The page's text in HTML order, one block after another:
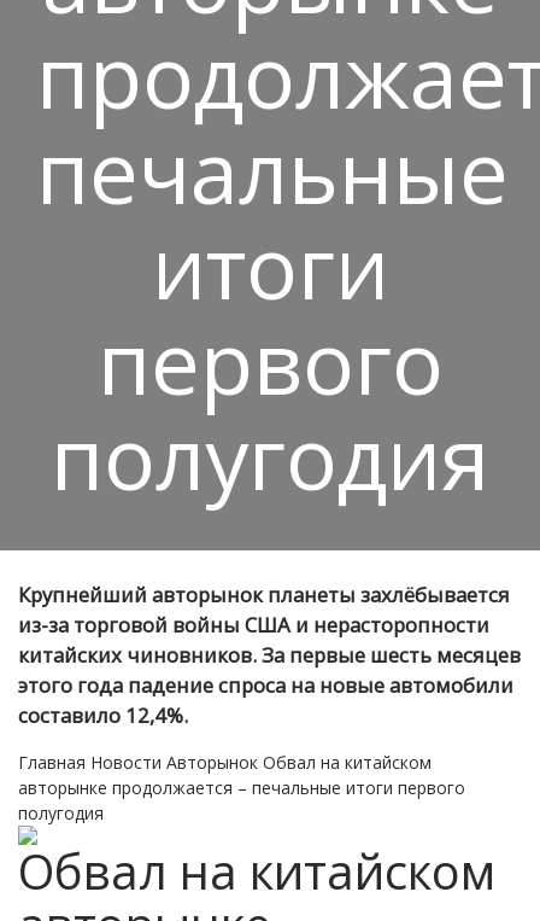
печальные
итоги
первого
полугодия
Крупнейший авторынок планеты захлёбывается
из-за торговой войны США и нерасторопности
китайских чиновников. За первые шесть месяцев
этого года падение спроса на новые автомобили
составило 12,4%.
Главная Новости Авторынок Обвал на китайском
авторынке продолжается – печальные итоги первого
полугодия
Обвал на китайском